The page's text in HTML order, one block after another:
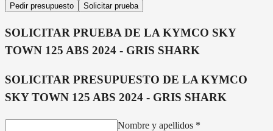
Pedir presupuesto Solicitar prueba
SOLICITAR PRUEBA DE LAKYMCO SKY
TOWN 125 ABS 2024 - GRIS SHARK
SOLICITAR PRESUPUESTO DE LA KYMCO
SKY TOWN 125 ABS 2024 - GRIS SHARK
Nombre y apellidos *